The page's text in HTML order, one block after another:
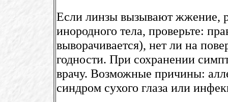
Если линзы вызывают жжение,
инородного тела, проверьте:
выворачивается), нет ли на
годности. При сохранении
врачу. Возможные причины:
синдром сухого глаза или